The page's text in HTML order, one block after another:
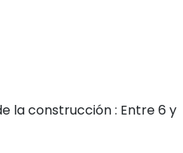
la construcción : Entre 6 y